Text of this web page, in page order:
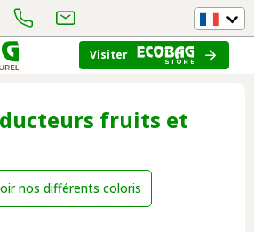
Visiter
fruits et
nos différents coloris